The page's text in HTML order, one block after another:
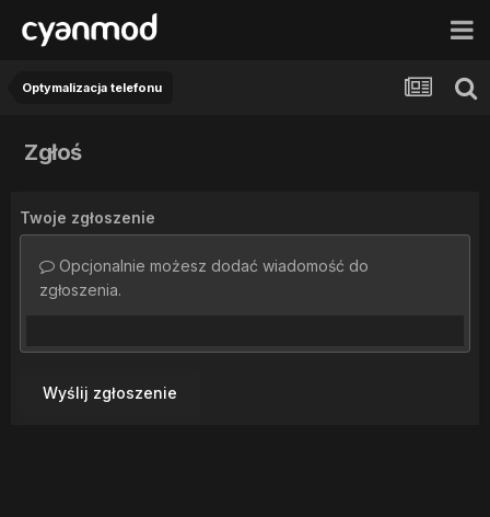
Optymalizacja telefonu
Zgłoś
Twoje zgłoszenie
Opcjonalnie możesz dodać wiadomość do
zgłoszenia.
Wyślij zgłoszenie